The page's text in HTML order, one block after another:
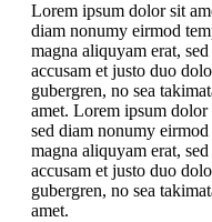
Lorem ipsum dolor sit
diam nonumy eirmod
magna aliquyam erat,
accusam et justo duo
gubergren, no sea
amet. Lorem ipsum dolor
sed diam nonumy
magna aliquyam erat,
accusam et justo duo
gubergren, no sea
amet.